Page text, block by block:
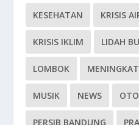
KESEHATAN KRISIS
KRISIS IKLIM LIDAH
LOMBOK
MUSIK NEWS
PERSIB BANDUNG